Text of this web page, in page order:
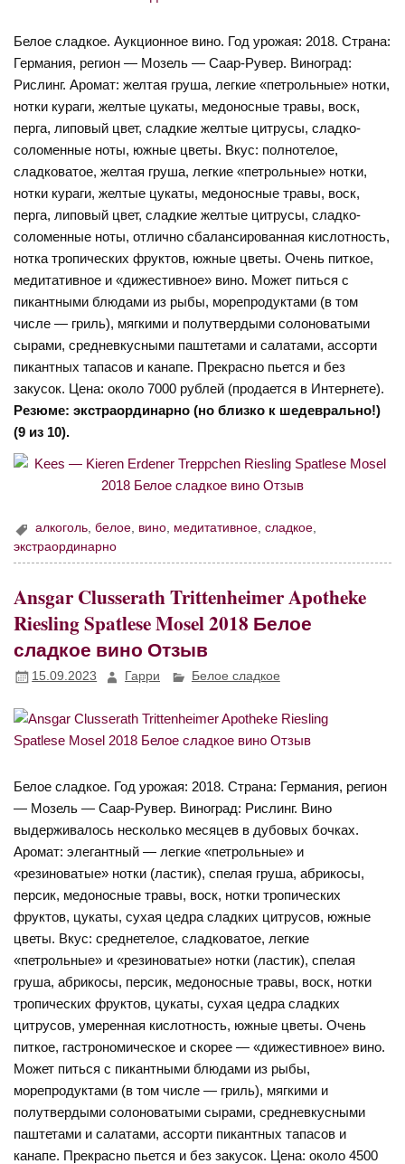
Белое сладкое. Аукционное вино. Год урожая: 2018. Страна:
Германия, регион — Мозель — Саар-Рувер. Виноград:
Рислинг. Аромат: желтая груша, легкие «петрольные» нотки,
нотки кураги, желтые цукаты, медоносные травы, воск,
перга, липовый цвет, сладкие желтые цитрусы, сладко-
соломенные ноты, южные цветы. Вкус: полнотелое,
сладковатое, желтая груша, легкие «петрольные» нотки,
нотки кураги, желтые цукаты, медоносные травы, воск,
перга, липовый цвет, сладкие желтые цитрусы, сладко-
соломенные ноты, отлично сбалансированная кислотность,
нотка тропических фруктов, южные цветы. Очень питкое,
медитативное и «дижестивное» вино. Может питься с
пикантными блюдами из рыбы, морепродуктами (в том
числе — гриль), мягкими и полутвердыми солоноватыми
сырами, средневкусными паштетами и салатами, ассорти
пикантных тапасов и канапе. Прекрасно пьется и без
закусок. Цена: около 7000 рублей (продается в Интернете).
Резюме: экстраординарно (но близко к шедеврально!)
(9 из 10).
алкоголь,белое, вино, медитативное,сладкое,
экстраординарно
Ansgar Clusserath Trittenheimer Apotheke
Riesling Spatlese Mosel 2018 Белое
сладкое вино Отзыв
15.09.2023 Гарри Белое сладкое
Белое сладкое. Год урожая: 2018. Страна: Германия, регион
— Мозель — Саар-Рувер. Виноград: Рислинг. Вино
выдерживалось несколько месяцев в дубовых бочках.
Аромат: элегантный — легкие «петрольные» и
«резиноватые» нотки (ластик), спелая груша, абрикосы,
персик, медоносные травы, воск, нотки тропических
фруктов, цукаты, сухая цедра сладких цитрусов, южные
цветы. Вкус: среднетелое, сладковатое, легкие
«петрольные» и «резиноватые» нотки (ластик), спелая
груша, абрикосы, персик, медоносные травы, воск, нотки
тропических фруктов, цукаты, сухая цедра сладких
цитрусов, умеренная кислотность, южные цветы. Очень
питкое, гастрономическое и скорее — «дижестивное» вино.
Может питься с пикантными блюдами из рыбы,
морепродуктами (в том числе — гриль), мягкими и
полутвердыми солоноватыми сырами, средневкусными
паштетами и салатами, ассорти пикантных тапасов и
канапе. Прекрасно пьется и без закусок. Цена: около 4500